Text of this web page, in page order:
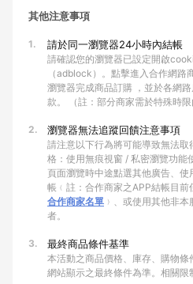
其他注意事項
1. 請於同一瀏覽器24小時內結帳
請確認您的瀏覽器已設定開啟
（adblock）。點擊進入合作網
瀏覽器完成商品訂購 ，並於各網
款。 （註：部分商家需於特殊時限
2. 瀏覽器無法追蹤回饋注意事項
請注意以下行為將可能導致無法取
格：使用無痕視窗 / 私密瀏覽功能
頁面瀏覽時中途點選其他廣告、
帳﹙註：合作商家之APP結帳目前
合作商家名單 ﹚、或使用其他非
者。
3. 最終商品條件基準
本活動之商品價格、庫存、購物
網站顯示之最終條件為準。相關限